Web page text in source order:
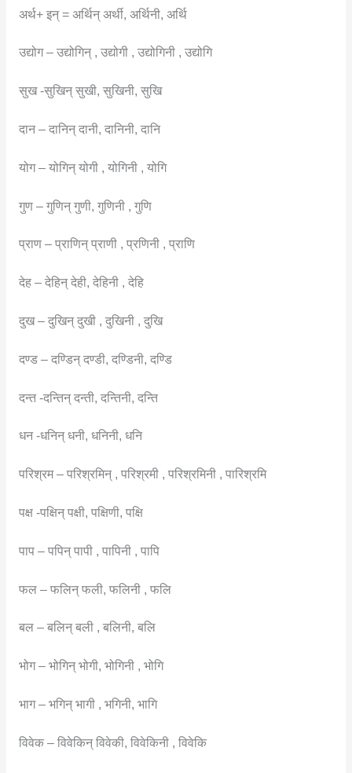
अर्थ+ इन् = अर्थिन् अर्थी, अर्थिनी, अर्थि
उद्योग – उद्योगिन् , उद्योगी , उद्योगिनी , उद्योगि
सुख -सुखिन् सुखी, सुखिनी, सुखि
दान – दानिन् दानी, दानिनी, दानि
योग – योगिन् योगी , योगिनी , योगि
गुण – गुणिन् गुणी, गुणिनी , गुणि
प्राण – प्राणिन् प्राणी , प्रणिनी , प्राणि
देह – देहिन् देही, देहिनी , देहि
दुख – दुखिन् दुखी , दुखिनी , दुखि
दण्ड – दण्डिन् दण्डी, दण्डिनी, दण्डि
दन्त -दन्तिन् दन्ती, दन्तिनी, दन्ति
धन -धनिन् धनी, धनिनी, धनि
परिश्रम – परिश्रमिन् , परिश्रमी , परिश्रमिनी , पारिश्रमि
पक्ष -पक्षिन् पक्षी, पक्षिणी, पक्षि
पाप – पपिन् पापी , पापिनी , पापि
फल – फलिन् फली, फलिनी , फलि
बल – बलिन् बली , बलिनी, बलि
भोग – भोगिन् भोगी, भोगिनी , भोगि
भाग – भगिन् भागी , भगिनी, भागि
विवेक – विवेकिन् विवेकी, विवेकिनी , विवेकि